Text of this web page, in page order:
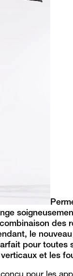
le
pour toutes
et les